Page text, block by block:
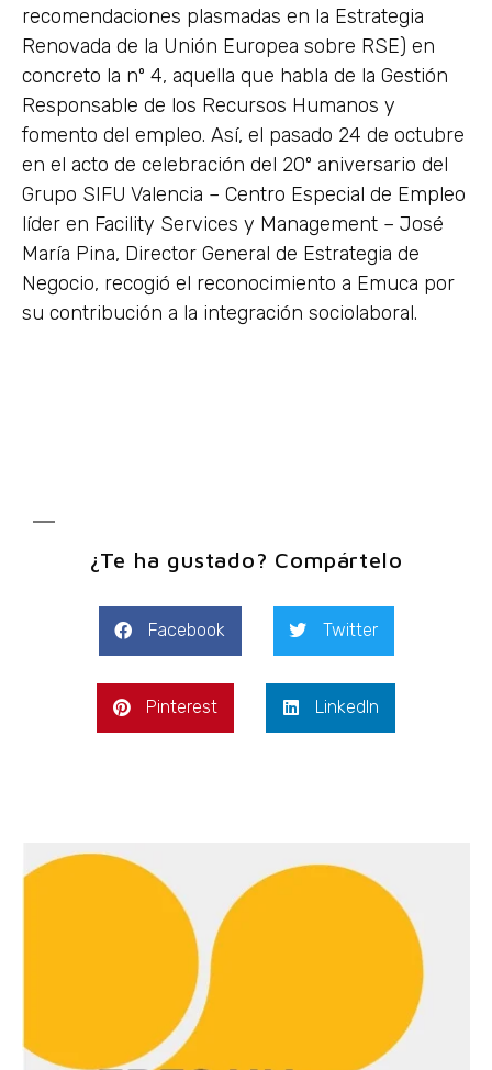
recomendaciones plasmadas en la Estrategia
Renovada de la Unión Europea sobre RSE) en
concreto la nº 4, aquella que habla de la Gestión
Responsable de los Recursos Humanos y
fomento del empleo. Así, el pasado 24 de octubre
en el acto de celebración del 20º aniversario del
Grupo SIFU Valencia – Centro Especial de Empleo
líder en Facility Services y Management – José
María Pina, Director General de Estrategia de
Negocio, recogió el reconocimiento a Emuca por
su contribución a la integración sociolaboral.
¿Te ha gustado? Compártelo
Facebook Twitter
Pinterest LinkedIn